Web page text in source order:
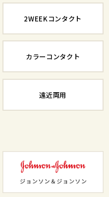
2WEEKコンタクト
カラーコンタクト
遠近両用